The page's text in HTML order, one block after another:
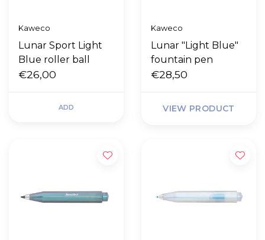
Kaweco
Lunar Sport Light
Blue roller ball
€26,00
ADD
Kaweco
Lunar "Light Blue"
fountain pen
€28,50
VIEW PRODUCT